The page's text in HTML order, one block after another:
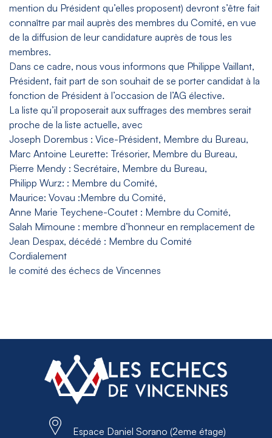
mention du Président qu’elles proposent) devront s’être fait
connaître par mail auprès des membres du Comité, en vue
de la diffusion de leur candidature auprès de tous les
membres.
Dans ce cadre, nous vous informons que Philippe Vaillant,
Président, fait part de son souhait de se porter candidat à la
fonction de Président à l’occasion de l’AG élective.
La liste qu’il proposerait aux suffrages des membres serait
proche de la liste actuelle, avec
Joseph Dorembus : Vice-Président, Membre du Bureau,
Marc Antoine Leurette: Trésorier, Membre du Bureau,
Pierre Mendy : Secrétaire, Membre du Bureau,
Philipp Wurz: : Membre du Comité,
Maurice: Vovau :Membre du Comité,
Anne Marie Teychene-Coutet : Membre du Comité,
Salah Mimoune : membre d’honneur en remplacement de
Jean Despax, décédé : Membre du Comité
Cordialement
le comité des échecs de Vincennes
Espace Daniel Sorano (2eme étage)